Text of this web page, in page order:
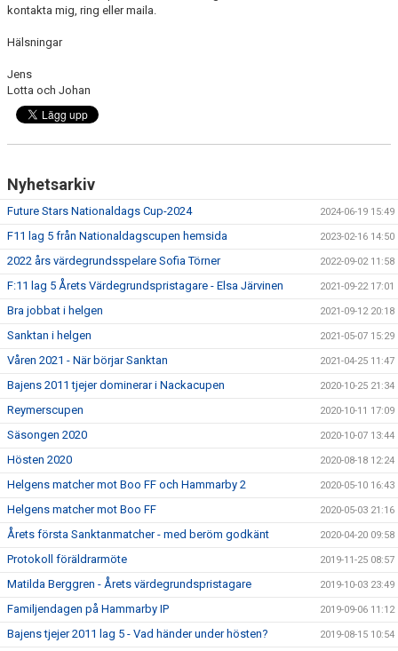
kontakta mig, ring eller maila.
Hälsningar
Jens
Lotta och Johan
Nyhetsarkiv
Future Stars Nationaldags Cup-2024 2024-06-19 15:49
F11 lag 5 från Nationaldagscupen hemsida 2023-02-16 14:50
2022 års värdegrundsspelare Sofia Törner 2022-09-02 11:58
F:11 lag 5 Årets Värdegrundspristagare - Elsa Järvinen 2021-09-22 17:01
Bra jobbat i helgen 2021-09-12 20:18
Sanktan i helgen 2021-05-07 15:29
Våren 2021 - När börjar Sanktan 2021-04-25 11:47
Bajens 2011 tjejer dominerar i Nackacupen 2020-10-25 21:34
Reymerscupen 2020-10-11 17:09
Säsongen 2020 2020-10-07 13:44
Hösten 2020 2020-08-18 12:24
Helgens matcher mot Boo FF och Hammarby 2 2020-05-10 16:43
Helgens matcher mot Boo FF 2020-05-03 21:16
Årets första Sanktanmatcher - med beröm godkänt 2020-04-20 09:58
Protokoll föräldrarmöte 2019-11-25 08:57
Matilda Berggren - Årets värdegrundspristagare 2019-10-03 23:49
Familjendagen på Hammarby IP 2019-09-06 11:12
Bajens tjejer 2011 lag 5 - Vad händer under hösten? 2019-08-15 10:54